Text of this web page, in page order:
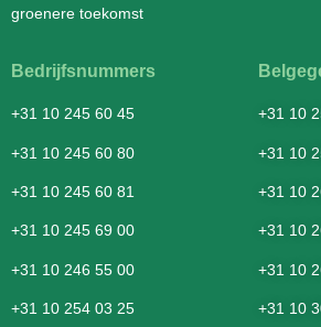
groenere toekomst
Bedrijfsnummers
+31 10 245 60 45
+31 10 245 60 80
+31 10 245 60 81
+31 10 245 69 00
+31 10 246 55 00
+31 10 254 03 25
+31 10
+31 10
+31 10
+31 10
+31 10
+31 10